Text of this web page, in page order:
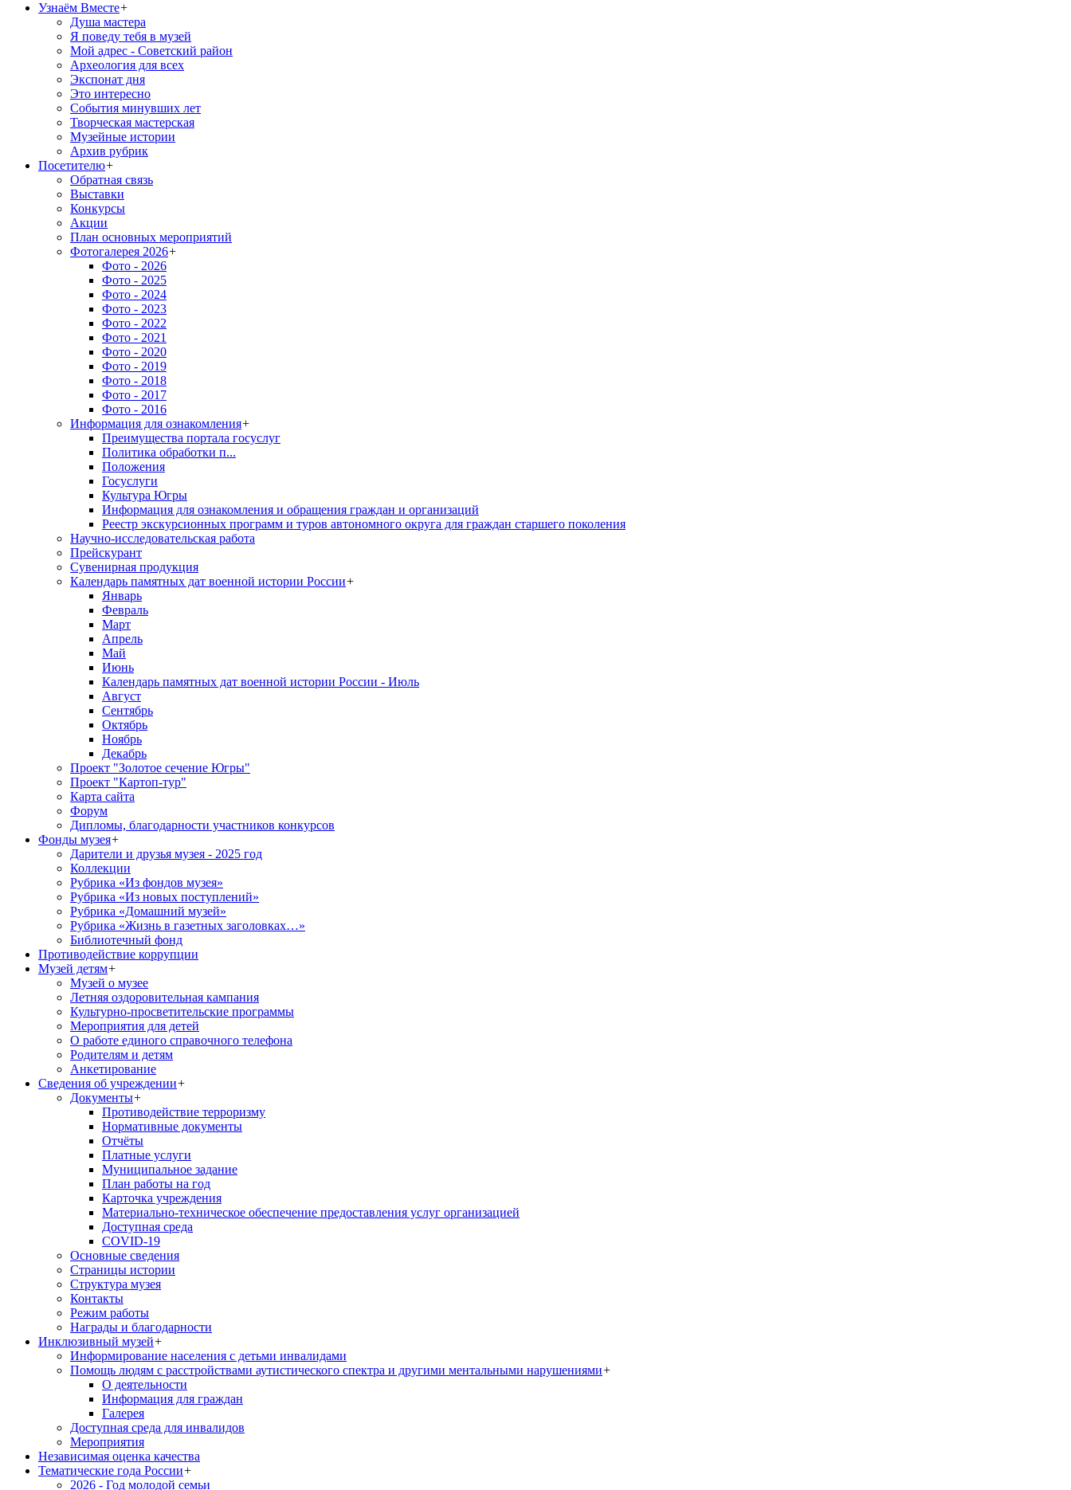
Узнаём Вместе+
Душа мастера
Я поведу тебя в музей
Мой адрес - Советский район
Археология для всех
Экспонат дня
Это интересно
События минувших лет
Творческая мастерская
Музейные истории
Архив рубрик
Посетителю+
Обратная связь
Выставки
Конкурсы
Акции
План основных мероприятий
Фотогалерея 2026+
Фото - 2026
Фото - 2025
Фото - 2024
Фото - 2023
Фото - 2022
Фото - 2021
Фото - 2020
Фото - 2019
Фото - 2018
Фото - 2017
Фото - 2016
Информация для ознакомления+
Преимущества портала госуслуг
Политика обработки п...
Положения
Госуслуги
Культура Югры
Информация для ознакомления и обращения граждан и организаций
Реестр экскурсионных программ и туров автономного округа для граждан старшего поколения
Научно-исследовательская работа
Прейскурант
Сувенирная продукция
Календарь памятных дат военной истории России+
Январь
Февраль
Март
Апрель
Май
Июнь
Календарь памятных дат военной истории России - Июль
Август
Сентябрь
Октябрь
Ноябрь
Декабрь
Проект "Золотое сечение Югры"
Проект "Картоп-тур"
Карта сайта
Форум
Дипломы, благодарности участников конкурсов
Фонды музея+
Дарители и друзья музея - 2025 год
Коллекции
Рубрика «Из фондов музея»
Рубрика «Из новых поступлений»
Рубрика «Домашний музей»
Рубрика «Жизнь в газетных заголовках…»
Библиотечный фонд
Противодействие коррупции
Музей детям+
Музей о музее
Летняя оздоровительная кампания
Культурно-просветительские программы
Мероприятия для детей
О работе единого справочного телефона
Родителям и детям
Анкетирование
Сведения об учреждении+
Документы+
Противодействие терроризму
Нормативные документы
Отчёты
Платные услуги
Муниципальное задание
План работы на год
Карточка учреждения
Материально-техническое обеспечение предоставления услуг организацией
Доступная среда
COVID-19
Основные сведения
Страницы истории
Структура музея
Контакты
Режим работы
Награды и благодарности
Инклюзивный музей+
Информирование населения с детьми инвалидами
Помощь людям с расстройствами аутистического спектра и другими ментальными нарушениями+
О деятельности
Информация для граждан
Галерея
Доступная среда для инвалидов
Мероприятия
Независимая оценка качества
Тематические года России+
2026 - Год молодой семьи